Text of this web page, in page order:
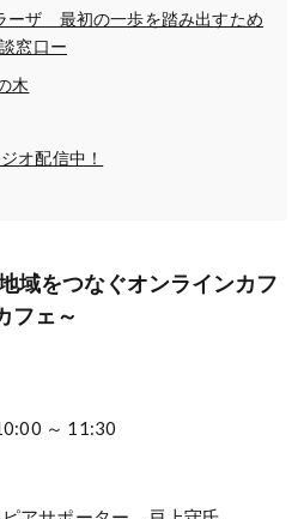
ーザ 最初の一歩を踏み出すため
窓口ー
木
オ配信中！
域をつなぐオンラインカフ
フェ～
～ 11:30